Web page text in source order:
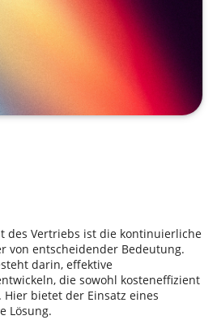
des Vertriebs ist die kontinuierliche
von entscheidender Bedeutung.
darin, effektive
die sowohl kosteneffizient
bietet der Einsatz eines
Lösung.